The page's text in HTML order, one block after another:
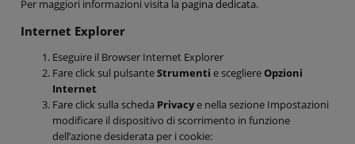
Per maggiori informazioni visita la pagina dedicata.
Internet Explorer
Eseguire il Browser Internet Explorer
Fare click sul pulsanteStrumenti e scegliereOpzioni
Internet
Fare click sulla scheda Privacye nella sezione Impostazioni
modificare il dispositivo di scorrimento in funzione
dell’azione desiderata per i cookie: